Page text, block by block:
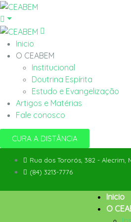
Inicio
O CEABEM
Institucional
Doutrina Espírita
Estudo e Evangelização
Artigos e Matérias
Fale conosco
CURA A DISTÂNCIA
Rua dos Tororós, 382 - Alecrim,
(84) 3213-7776
Inicio
O